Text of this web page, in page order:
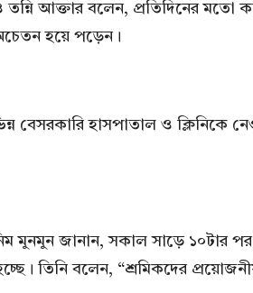
আক্তার বলেন, প্রতিদিনের মতো
হয়ে পড়েন।
বেসরকারি হাসপাতাল ও
মুনমুন জানান, সকাল সাড়ে
তিনি বলেন, “শ্রমিকদের